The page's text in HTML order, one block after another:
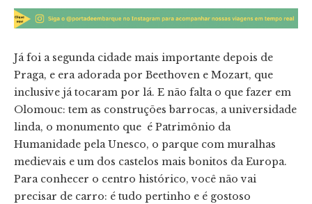
Já foi a segunda cidade mais importante depois de
Praga, e era adorada por Beethoven e Mozart, que
inclusive já tocaram por lá. E não falta o que fazer em
Olomouc: tem as construções barrocas, a universidade
linda, o monumento que é Patrimônio da
Humanidade pela Unesco, o parque com muralhas
medievais e um dos castelos mais bonitos da Europa.
Para conhecer o centro histórico, você não vai
precisar de carro: é tudo pertinho e é gostoso